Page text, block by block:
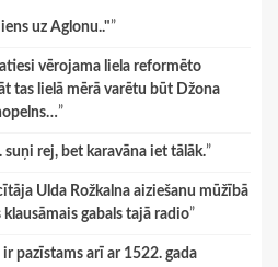
uz Aglonu.."”
vērojama liela reformēto
tas lielā mērā varētu būt Džona
”
suņi rej, bet karavāna iet tālāk.”
Ulda Rožkalna aiziešanu mūžībā
gabals tajā radio”
pazīstams arī ar 1522. gada